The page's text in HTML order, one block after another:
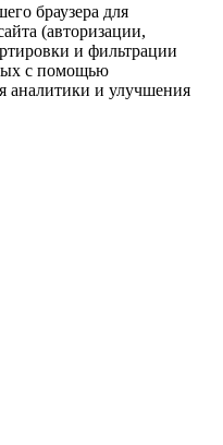
браузера для
(авторизации,
и фильтрации
с помощью
аналитики и улучшения